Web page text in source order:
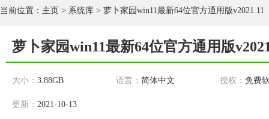
当前位置： 主页 > 系统库 > 萝卜家园win11最新64位官方通用版v2021.11
萝卜家园win11最新64位官方通用版
大小： 3.88GB 语言： 简体中文 授权： 免费
更新： 2021-10-13